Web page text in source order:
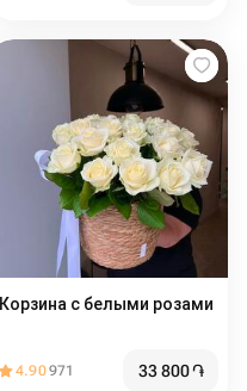
Корзина с белыми розами
4.90971 33 800֏